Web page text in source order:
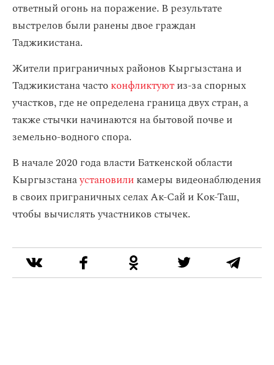
ответный огонь на поражение. В результате
выстрелов были ранены двое граждан
Таджикистана.
Жители приграничных районов Кыргызстана и
Таджикистана частоконфликтуютиз-за спорных
участков, где не определена граница двух стран, а
также стычки начинаются на бытовой почве и
земельно-водного спора.
В начале 2020 года власти Баткенской области
Кыргызстанаустановиликамеры видеонаблюдения
в своих приграничных селах Ак-Сай и Кок-Таш,
чтобы вычислять участников стычек.